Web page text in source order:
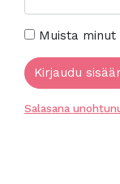
Muista minut
Kirjaudu
Salasana